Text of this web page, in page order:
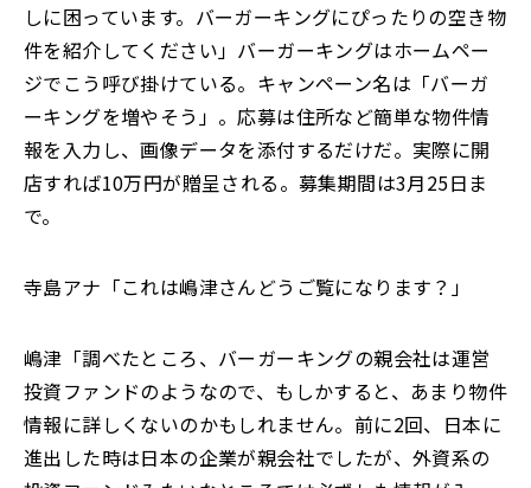
しに困っています。バーガーキングにぴったりの空き物
件を紹介してください」バーガーキングはホームペー
ジでこう呼び掛けている。キャンペーン名は「バーガ
ーキングを増やそう」。応募は住所など簡単な物件情
報を入力し、画像データを添付するだけだ。実際に開
店すれば10万円が贈呈される。募集期間は3月25日ま
で。
寺島アナ「これは嶋津さんどうご覧になります？」
嶋津「調べたところ、バーガーキングの親会社は運営
投資ファンドのようなので、もしかすると、あまり物件
情報に詳しくないのかもしれません。前に2回、日本に
進出した時は日本の企業が親会社でしたが、外資系の